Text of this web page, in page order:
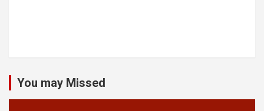
You may Missed